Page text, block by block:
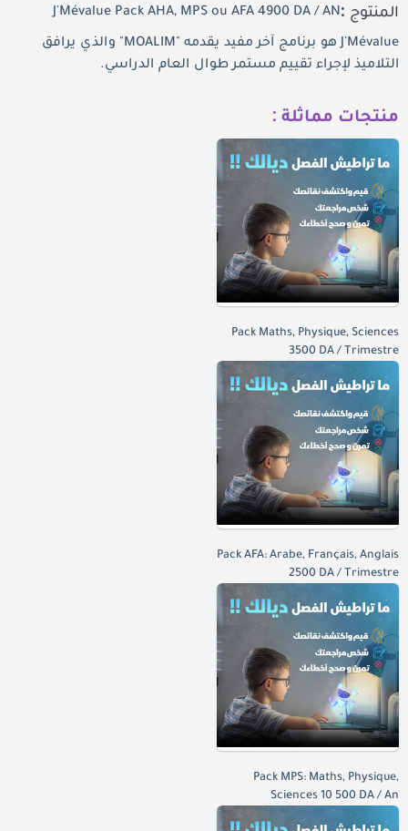
المنتوج :J'Mévalue Pack AHA, MPS ou AFA 4900 DA / AN
J'Mévalueهو برنامج آخر مفيد يقدمه "MOALIM" والذي يرافق
التلاميذ لإجراء تقييم مستمرطوال العام الدراسي.
منتجات مماثلة :
Pack Maths, Physique, Sciences
3500 DA / Trimestre
Pack AFA: Arabe, Français, Anglais
2500 DA / Trimestre
Pack MPS: Maths, Physique,
Sciences 10 500 DA / An